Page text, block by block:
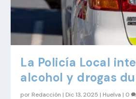
La Policía Local
alcohol y drogas
por Redacción | Dic 13, 2025 | Huelva | 0